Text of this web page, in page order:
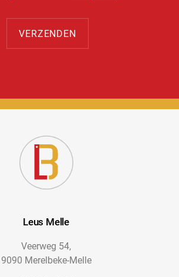
Leus Melle
Veerweg 54,
9090 Merelbeke-Melle